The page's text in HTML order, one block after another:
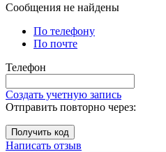
Сообщения не найдены
По телефону
По почте
Телефон
Создать учетную запись
Отправить повторно через:
Получить код
Написать отзыв